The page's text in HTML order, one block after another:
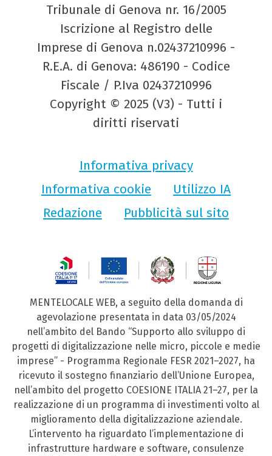
Tribunale di Genova nr. 16/2005
Iscrizione al Registro delle
Imprese di Genova n.02437210996 -
R.E.A. di Genova: 486190 - Codice
Fiscale / P.Iva 02437210996
Copyright © 2025 (V3) - Tutti i
diritti riservati
Informativa privacy
Informativa cookie
Utilizzo IA
Redazione
Pubblicità sul sito
MENTELOCALE WEB, a seguito della domanda di
agevolazione presentata in data 03/05/2024
nell’ambito del Bando “Supporto allo sviluppo di
progetti di digitalizzazione nelle micro, piccole e medie
imprese” - Programma Regionale FESR 2021–2027, ha
ricevuto il sostegno finanziario dell’Unione Europea,
nell’ambito del progetto COESIONE ITALIA 21–27, per la
realizzazione di un programma di investimenti volto al
miglioramento della digitalizzazione aziendale.
L’intervento ha riguardato l’implementazione di
infrastrutture hardware e software, consulenze